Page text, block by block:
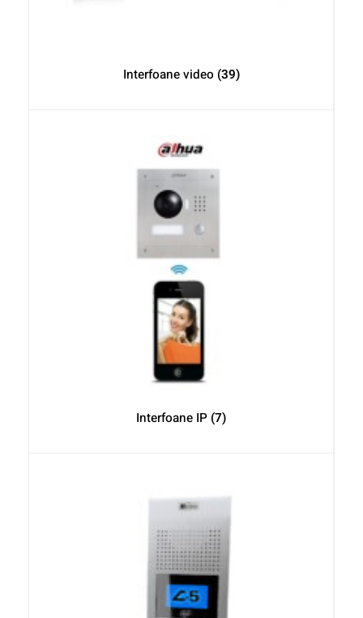
Interfoane video (39)
Interfoane IP (7)